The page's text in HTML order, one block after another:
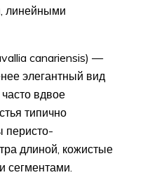
линейными
canariensis) —
элегантный вид
вдвое
типично
перисто-
длиной, кожистые
сегментами.